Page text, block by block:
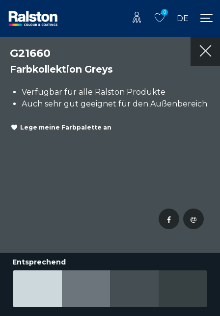
0
DE
G21660
Farbkollektion Greys
Verfügbar für alle Ralston Produkte
Auch sehr gut geeignet für den Außenbereich
Lege meine Farbpalette an
Entsprechend